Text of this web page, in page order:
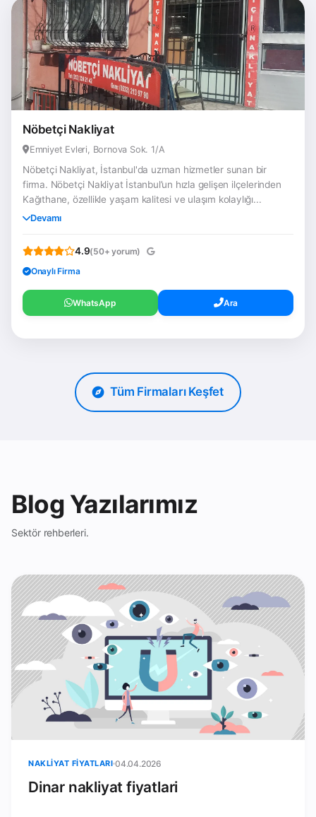
Nöbetçi Nakliyat
Emniyet Evleri, Bornova Sok. 1/A
Nöbetçi Nakliyat, İstanbul'da uzman hizmetler sunan bir
firma. Nöbetçi Nakliyat İstanbul’un hızla gelişen ilçelerinden
Kağıthane, özellikle yaşam kalitesi ve ulaşım kolaylığı...
Devamı
4.9(50+ yorum)
Onaylı Firma
WhatsApp Ara
Tüm Firmaları Keşfet
Blog Yazılarımız
Sektör rehberleri.
NAKLIYAT FIYATLARI 04.04.2026
Dinar nakliyat fiyatlari